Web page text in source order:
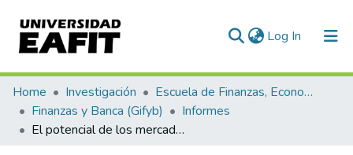
Log In (current)
Communities & Collections
All of DSpace
Home Investigación
Escuela de Finanzas, Economía y Gobierno
Finanzas y Banca (Gifyb)
Informes
El potencial de los mercados de bonos verdes en América Latina y el Caribe